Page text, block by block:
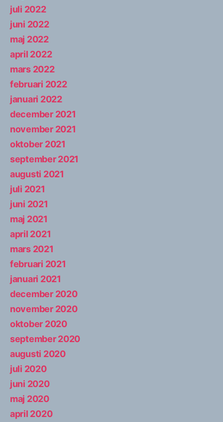
juli 2022
juni 2022
maj 2022
april 2022
mars 2022
februari 2022
januari 2022
december 2021
november 2021
oktober 2021
september 2021
augusti 2021
juli 2021
juni 2021
maj 2021
april 2021
mars 2021
februari 2021
januari 2021
december 2020
november 2020
oktober 2020
september 2020
augusti 2020
juli 2020
juni 2020
maj 2020
april 2020